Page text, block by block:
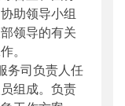
助领导小组
领导的有关
。
司负责人任
组成。负责